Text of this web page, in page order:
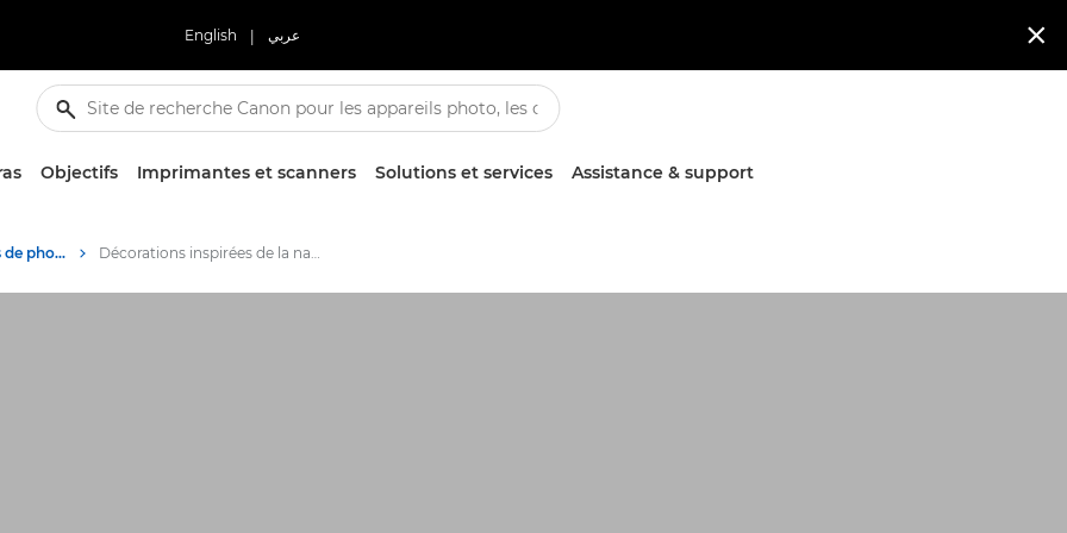
English | عربي 
Objectifs Imprimantes et scanners Solutions et services Assistance & support
Conseils et techniques de photographie et d'impression Décorations inspirées de la nature